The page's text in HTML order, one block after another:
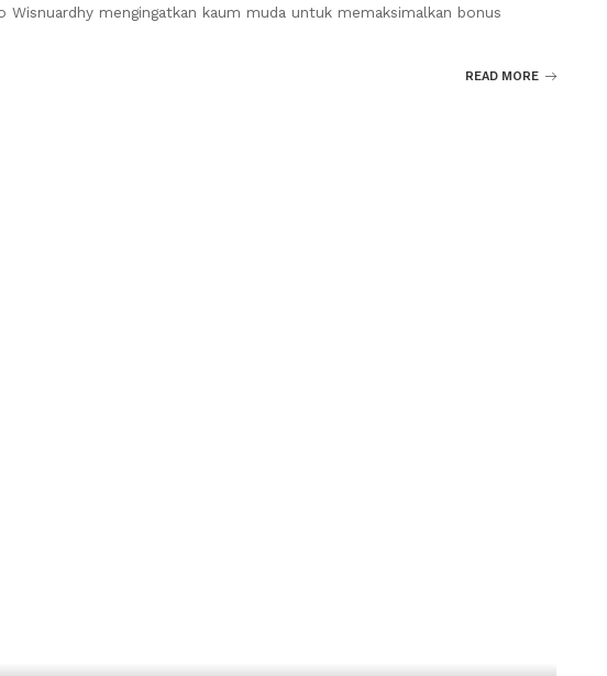
mengingatkan kaum muda untuk memaksimalkan bonus
READ MORE